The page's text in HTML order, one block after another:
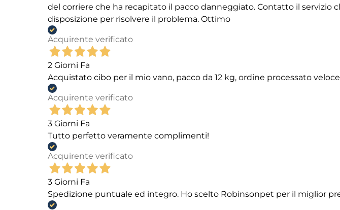
del corriere che ha recapitato il pacco danneggiato. Contatto il servizio
disposizione per risolvere il problema. Ottimo
Acquirente verificato
2 Giorni Fa
Acquistato cibo per il mio vano, pacco da 12 kg, ordine processato
Acquirente verificato
3 Giorni Fa
Tutto perfetto veramente complimenti!
Acquirente verificato
3 Giorni Fa
Spedizione puntuale ed integro. Ho scelto Robinsonpet per il miglior